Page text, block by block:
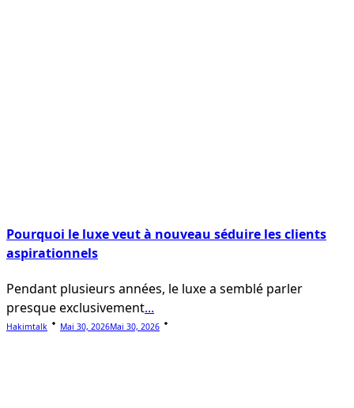
Pourquoi le luxe veut à nouveau séduire les clients
aspirationnels
Pendant plusieurs années, le luxe a semblé parler
presque exclusivement...
Hakimtalk Mai 30, 2026Mai 30, 2026